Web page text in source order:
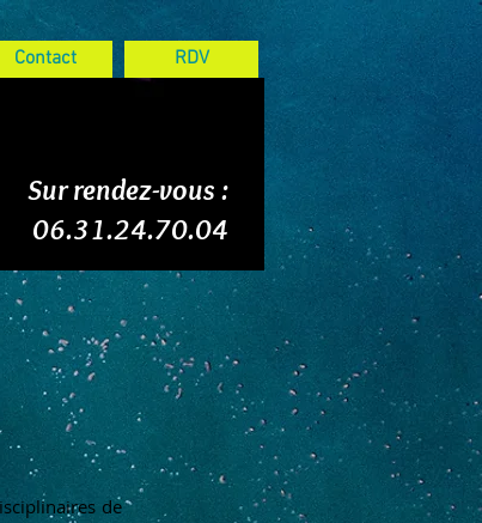
Contact RDV
Sur rendez-vous :
06.31.24.70.04
de